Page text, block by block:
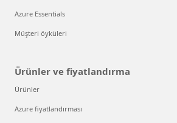
Azure Essentials
Müşteri öyküleri
Ürünler ve fiyatlandırma
Ürünler
Azure fiyatlandırması